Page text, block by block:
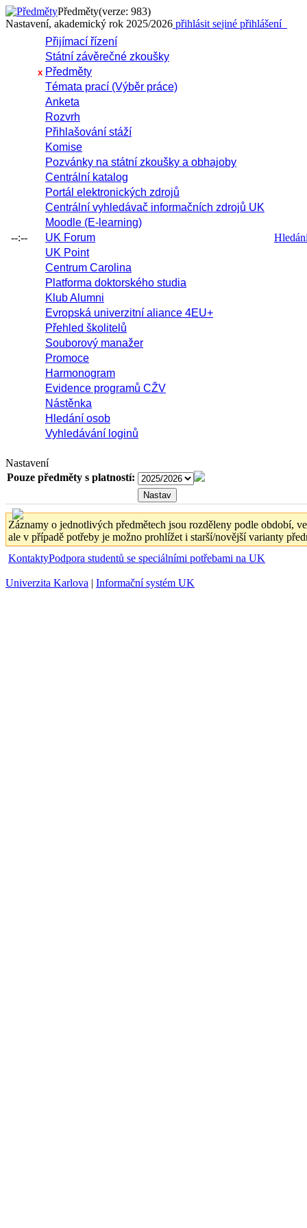
Předměty(verze: 983)
Nastavení, akademický rok 2025/2026 přihlásit sejiné přihlášení
--:--
Přijímací řízení
Státní závěrečné zkoušky
x Předměty
Témata prací (Výběr práce)
Anketa
Rozvrh
Přihlašování stáží
Komise
Pozvánky na státní zkoušky a obhajoby
Centrální katalog
Portál elektronických zdrojů
Centrální vyhledávač informačních zdrojů UK
Moodle (E-learning)
UK Forum
UK Point
Centrum Carolina
Platforma doktorského studia
Klub Alumni
Evropská univerzitní aliance 4EU+
Přehled školitelů
Souborový manažer
Promoce
Harmonogram
Evidence programů CŽV
Nástěnka
Hledání osob
Vyhledávání loginů
Nastavení
Pouze předměty s platností:
Záznamy o jednotlivých předmětech jsou rozděleny podle období,
ale v případě potřeby je možno prohlížet i starší/novější varianty
KontaktyPodpora studentů se speciálními potřebami na UK
Univerzita Karlova | Informační systém UK